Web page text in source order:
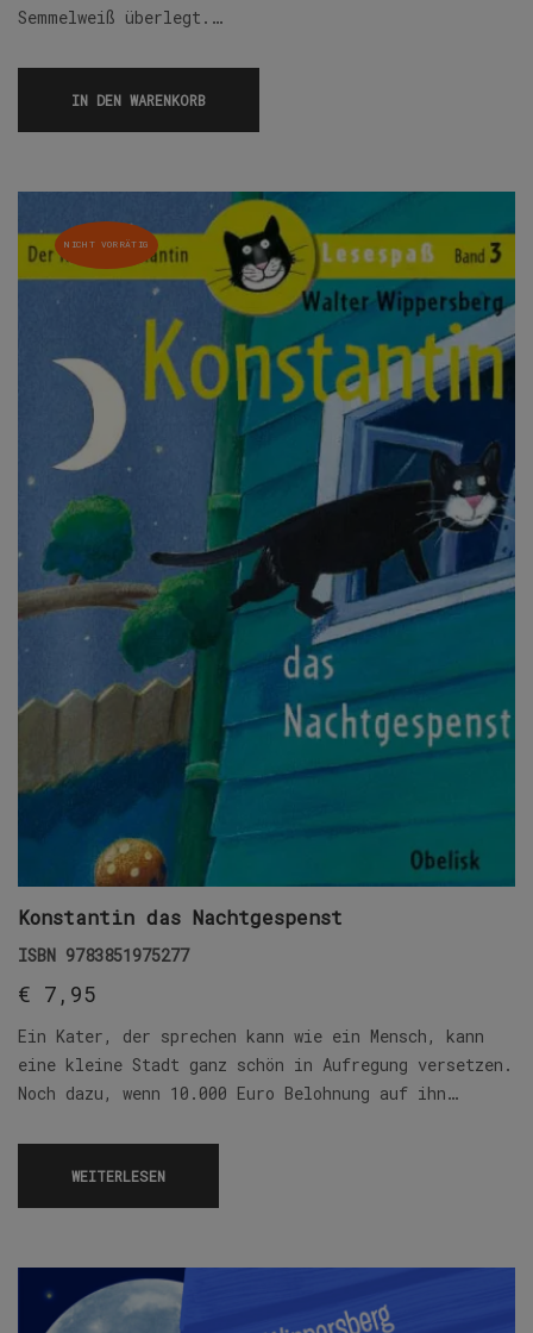
Semmelweiß überlegt.…
IN DEN WARENKORB
NICHT VORRÄTIG
Konstantin das Nachtgespenst
ISBN 9783851975277
€ 7,95
Ein Kater, der sprechen kann wie ein Mensch, kann
eine kleine Stadt ganz schön in Aufregung versetzen.
Noch dazu, wenn 10.000 Euro Belohnung auf ihn…
WEITERLESEN